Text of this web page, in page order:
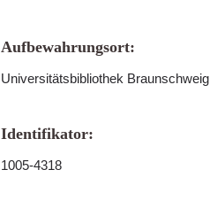
Aufbewahrungsort:
Universitätsbibliothek Braunschweig
Identifikator:
1005-4318